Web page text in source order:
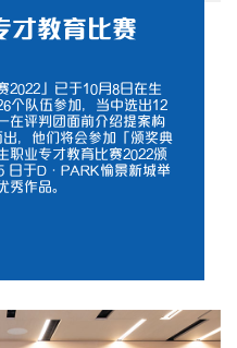
才教育比赛
2022」已于10月8日在生
个队伍参加，当中选出12
在评判团面前介绍提案构
，他们将会参加「颁奖典
职业专才教育比赛2022颁
日于D·PARK愉景新城举
作品。